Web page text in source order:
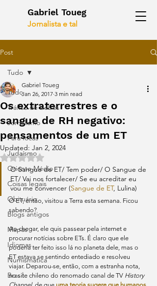
Gabriel Toueg
Jornalista e tal
Post
Tudo
Tráfico de bebês
Jornalismo
Para focas
Judaísmo
Oriente Médio
Coisas legais
Obituário
Blogs antigos
Mapas
Idiomas
Numismática
Brasil
Tudo
Os extraterrestres e o
sangue de RH negativo:
pensamentos de um ET
Gabriel Toueg
Jan 26, 2017 3 min read
Updated: Jan 2, 2024
Rated NaN out of 5 stars.
O Sangue de ET/ Tem poder/ O Sangue de
ET/ Vai nos fortalecer/ Se eu acreditar eu
vou me convencer (Sangue de ET, Lulina)
O ET, então, visitou a Terra esta semana. Ficou
sabendo?
Ao chegar, ele quis passear pela internet e
procurar notícias sobre ETs. É claro que ele
poderia ter feito isso lá no planeta dele, mas o
ET estava se sentindo entediado e resolveu
viajar. Deparou-se, então, com a estranha nota,
no site chileno do renomado canal de TV History